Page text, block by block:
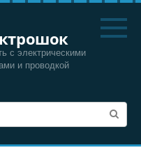
с электрическими
и проводкой